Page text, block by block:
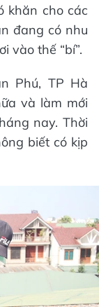
khăn cho các
đang có nhu
vào thế “bí”.
Phú, TP Hà
và làm mới
nay. Thời
biết có kịp